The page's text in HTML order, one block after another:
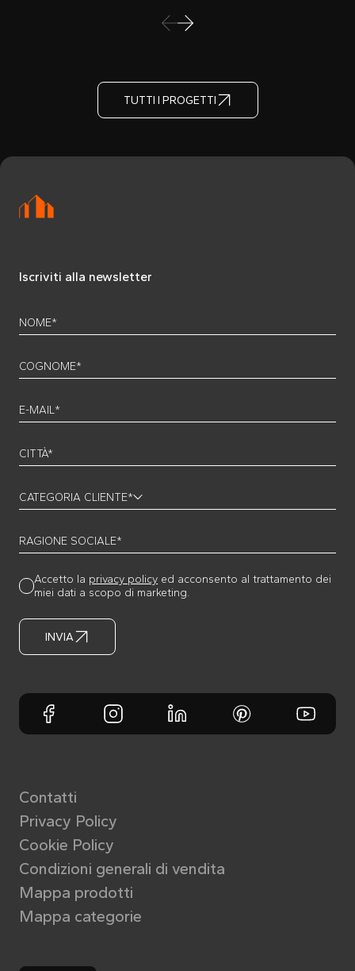
TUTTI I PROGETTI
Iscriviti alla newsletter
NOME*
COGNOME*
E-MAIL*
CITTÀ*
CATEGORIA CLIENTE*
RAGIONE SOCIALE*
Accetto la privacy policy ed acconsento al trattamento dei
miei dati a scopo di marketing.
INVIA
Contatti
Privacy Policy
Cookie Policy
Condizioni generali di vendita
Mappa prodotti
Mappa categorie